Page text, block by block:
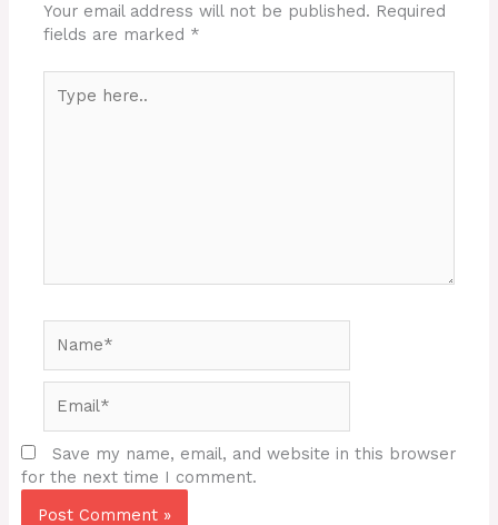
Your email address will not be published. Required
fields are marked *
here..
Save my name, email, and website in this browser
for the next time I comment.